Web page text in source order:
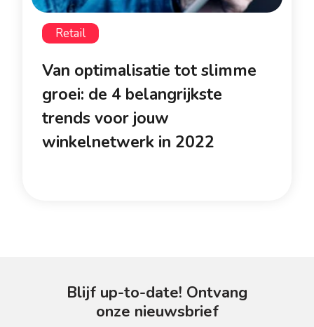
Retail
Van optimalisatie tot slimme
groei: de 4 belangrijkste
trends voor jouw
winkelnetwerk in 2022
Blijf up-to-date! Ontvang
onze nieuwsbrief